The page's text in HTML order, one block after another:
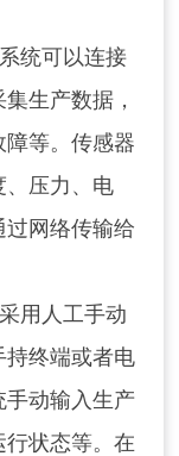
统可以连接
生产数据，
等。传感器
、压力、电
网络传输给
用人工手动
持终端或者电
手动输入生产
状态等。在